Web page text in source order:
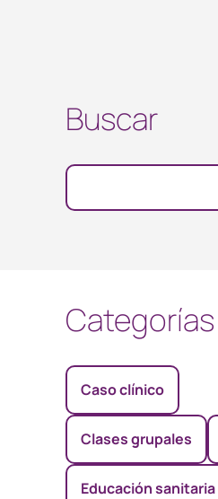
Buscar
Categorías
Caso clínico
Clases grupales
Educación sanitaria